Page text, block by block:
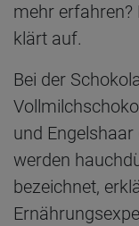
mehr erfahren?
klärt auf.
Bei der
und
werden
bezeichnet,